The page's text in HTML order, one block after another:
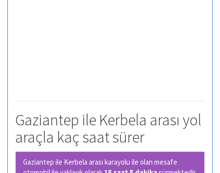
Gaziantep ile Kerbela arası yol
araçla kaç saat sürer
Gaziantep ile Kerbela arası karayolu ile olan mesafe